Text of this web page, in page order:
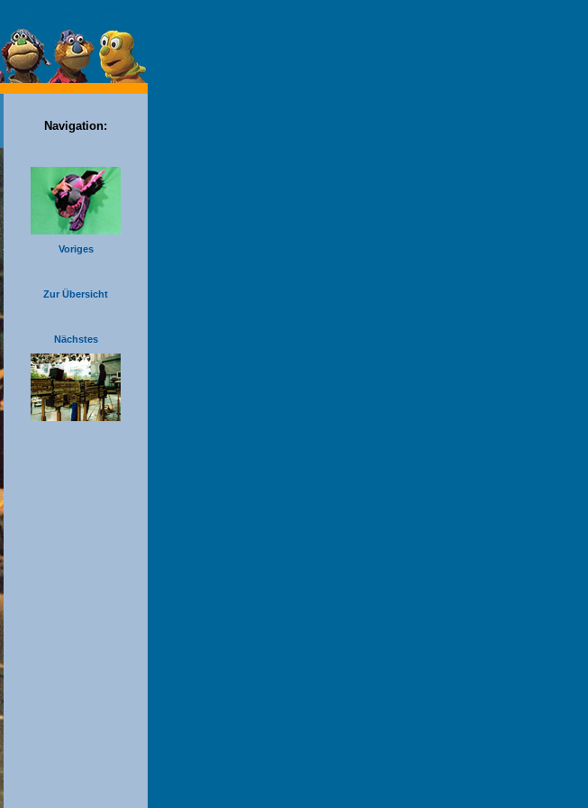
Navigation:
Voriges
Zur Übersicht
Nächstes